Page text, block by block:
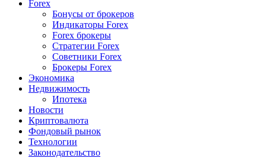
Forex
Бонусы от брокеров
Индикаторы Forex
Forex брокеры
Стратегии Forex
Советники Forex
Брокеры Forex
Экономика
Недвижимость
Ипотека
Новости
Криптовалюта
Фондовый рынок
Технологии
Законодательство